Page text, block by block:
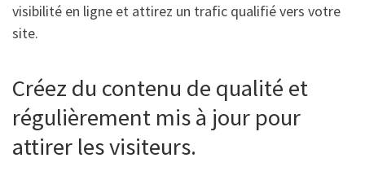
visibilité en ligne et attirez un trafic qualifié vers votre
site.
Créez du contenu de qualité et
régulièrement mis à jour pour
attirer les visiteurs.